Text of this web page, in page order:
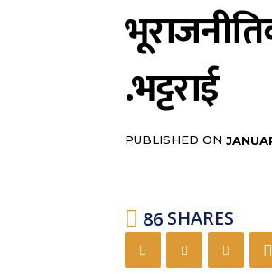
.भट्टराई
PUBLISHED ON
86 SHARES